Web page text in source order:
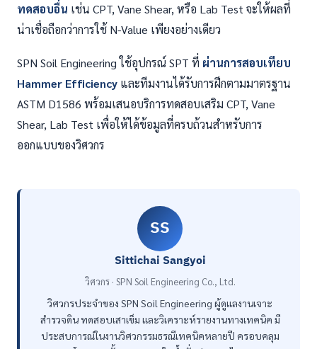
ทดสอบอื่น เช่น CPT, Vane Shear, หรือ Lab Test จะให้ผลที่
น่าเชื่อถือกว่าการใช้ N-Value เพียงอย่างเดียว
SPN Soil Engineering ใช้อุปกรณ์ SPT ที่ ผ่านการสอบเทียบ
Hammer Efficiency และทีมงานได้รับการฝึกตามมาตรฐาน
ASTM D1586 พร้อมเสนอบริการทดสอบเสริม CPT, Vane
Shear, Lab Test เพื่อให้ได้ข้อมูลที่ครบถ้วนสำหรับการ
ออกแบบของวิศวกร
SS
Sittichai Sangyoi
วิศวกร · SPN Soil Engineering Co., Ltd.
วิศวกรประจำของ SPN Soil Engineering ผู้ดูแลงานเจาะ
สำรวจดิน ทดสอบเสาเข็ม และวิเคราะห์รายงานทางเทคนิค มี
ประสบการณ์ในงานวิศวกรรมธรณีเทคนิคหลายปี ครอบคลุม